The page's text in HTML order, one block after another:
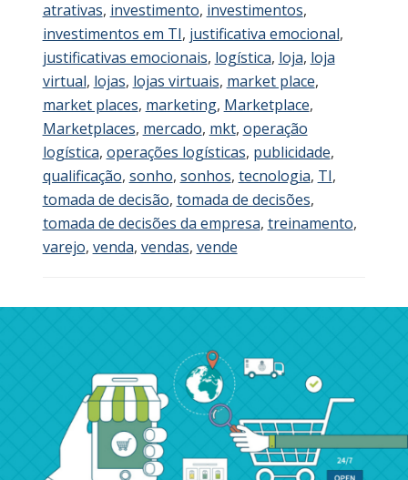
atrativas, investimento, investimentos,
investimentos em TI, justificativa emocional,
justificativas emocionais, logística, loja, loja
virtual, lojas, lojas virtuais, market place,
market places, marketing, Marketplace,
Marketplaces, mercado, mkt, operação
logística, operações logísticas, publicidade,
qualificação, sonho, sonhos, tecnologia, TI,
tomada de decisão, tomada de decisões,
tomada de decisões da empresa, treinamento,
varejo, venda, vendas, vende